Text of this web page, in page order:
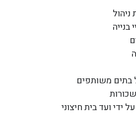
בתים משותפים
ידי ועד בית חיצוני